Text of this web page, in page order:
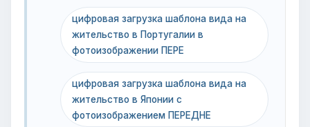
цифровая загрузка шаблона вида на
жительство в Португалии в
фотоизображении ПЕРЕ
цифровая загрузка шаблона вида на
жительство в Японии с
фотоизображением ПЕРЕДНЕ